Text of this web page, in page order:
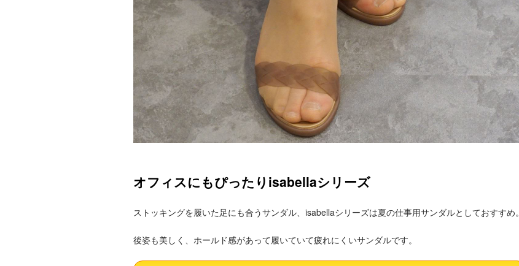
オフィスにもぴったりisabellaシリーズ
ストッキングを履いた足にも合うサンダル、isabellaシリーズは夏の仕事用サンダルとしておすすめ。
後姿も美しく、ホールド感があって履いていて疲れにくいサンダルです。